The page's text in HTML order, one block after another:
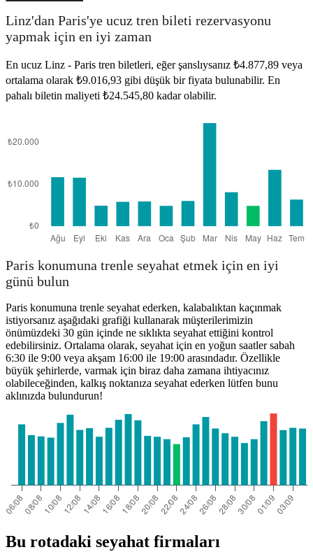
Linz'dan Paris'ye ucuz tren bileti rezervasyonu
yapmak için en iyi zaman
En ucuz Linz - Paris tren biletleri, eğer şanslıysanız ₺4.877,89 veya
ortalama olarak ₺9.016,93 gibi düşük bir fiyata bulunabilir. En
pahalı biletin maliyeti ₺24.545,80 kadar olabilir.
Paris konumuna trenle seyahat etmek için en iyi
günü bulun
Paris konumuna trenle seyahat ederken, kalabalıktan kaçınmak
istiyorsanız aşağıdaki grafiği kullanarak müşterilerimizin
önümüzdeki 30 gün içinde ne sıklıkta seyahat ettiğini kontrol
edebilirsiniz. Ortalama olarak, seyahat için en yoğun saatler sabah
6:30 ile 9:00 veya akşam 16:00 ile 19:00 arasındadır. Özellikle
büyük şehirlerde, varmak için biraz daha zamana ihtiyacınız
olabileceğinden, kalkış noktanıza seyahat ederken lütfen bunu
aklınızda bulundurun!
Bu rotadaki seyahat firmaları